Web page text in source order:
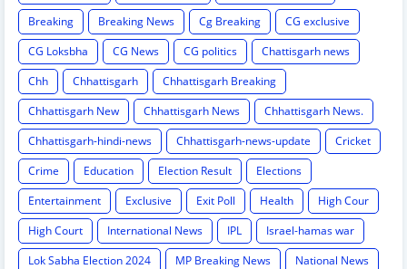
Breaking
Breaking News Cg Breaking
CG exclusive
CG Loksbha
CG News CG politics
Chattisgarh news
Chh
Chhattisgarh
Chhattisgarh Breaking
Chhattisgarh New
Chhattisgarh News
Chhattisgarh News.
Chhattisgarh-hindi-news
Chhattisgarh-news-update
Cricket
Crime
Education Election Result
Elections
Entertainment
Exclusive Exit Poll Health
High Cour
High Court
International News IPL
Israel-hamas war
Lok Sabha Election 2024
MP Breaking News
National News